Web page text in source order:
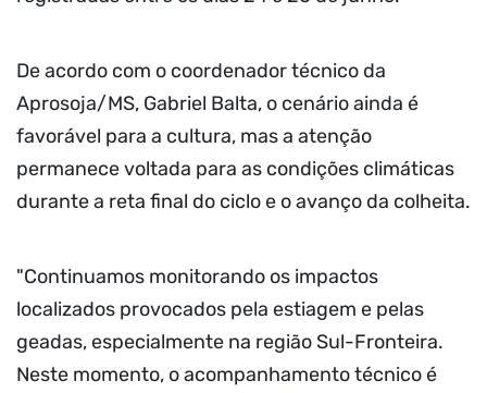
De acordo com o coordenador técnico da
Aprosoja/MS, Gabriel Balta, o cenário ainda é
favorável para a cultura, mas a atenção
permanece voltada para as condições climáticas
durante a reta final do ciclo e o avanço da colheita.
"Continuamos monitorando os impactos
localizados provocados pela estiagem e pelas
geadas, especialmente na região Sul-Fronteira.
Neste momento, o acompanhamento técnico é